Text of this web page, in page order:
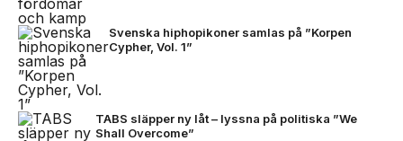
Svenska hiphopikoner samlas på ”Korpen
Cypher, Vol. 1”
TABS släpper ny låt – lyssna på politiska ”We
Shall Overcome”